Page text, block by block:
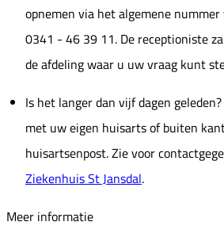
opnemen via het algemene
0341 - 46 39 11. De receptioniste
de afdeling waar u uw vraag kunt
Is het langer dan vijf dagen
met uw eigen huisarts of buiten
huisartsenpost. Zie voor
Ziekenhuis St Jansdal.
Meer informatie